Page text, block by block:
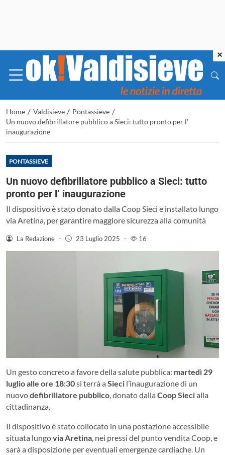
Home / Valdisieve / Pontassieve /
Un nuovo defibrillatore pubblico a Sieci: tutto pronto per l’
inaugurazione
PONTASSIEVE
Un nuovo defibrillatore pubblico a Sieci: tutto
pronto per l’ inaugurazione
Il dispositivo è stato donato dalla Coop Sieci e installato lungo
via Aretina, per garantire maggiore sicurezza alla comunità
La Redazione - 23 Luglio 2025 - 16
Un gesto concreto a favore della salute pubblica: martedì 29
luglio alle ore 18:30si terrà a Sieci l’inaugurazione di un
nuovodefibrillatore pubblico, donato dalla Coop Siecialla
cittadinanza.
Il dispositivo è stato collocato in una postazione accessibile
situata lungovia Aretina, nei pressi del punto vendita Coop, e
sarà a disposizione per eventuali emergenze cardiache. Un
×